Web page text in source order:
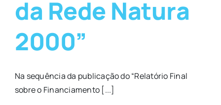
da Rede Natura
2000”
Na sequência da publicação do “Relatório Final
sobre o Financiamento [...]